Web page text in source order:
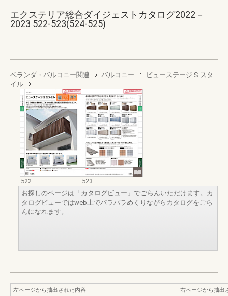
エクステリア総合ダイジェストカタログ2022－
2023 522-523(524-525)
ベランダ・バルコニー関連 バルコニー
ビューステージ S スタ
イル
522
523
お探しのページは「カタログビュー」でごらんいただけます。カ
タログビューではweb上でパラパラめくりながらカタログをごら
んになれます。
左ページから抽出された内容
右ページから抽出